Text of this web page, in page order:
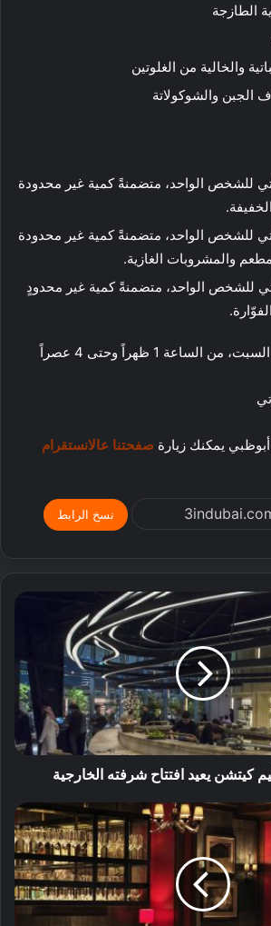
الطازجة
والخالية من الغلوتين
الجبن والشوكولاتة
للشخص الواحد، متضمنةً كمية غير محدودة
.
للشخص الواحد، متضمنةً كمية غير محدودة
والمشروبات الغازية.
للشخص الواحد، متضمنةً كمية غير محدودٍ
.
السبت، من الساعة 1 ظهراً وحتى 4 عصراً
يمكنك زيارة صفحتنا عالانستقرام
نسخ الرابط
كيتشن يعيد افتتاح شرفته الخارجية